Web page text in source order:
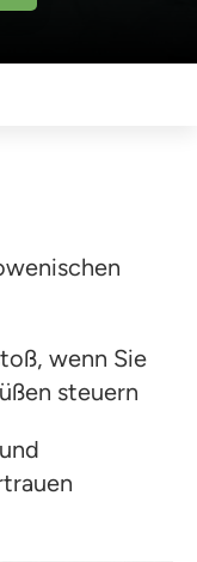
wenn Sie
steuern